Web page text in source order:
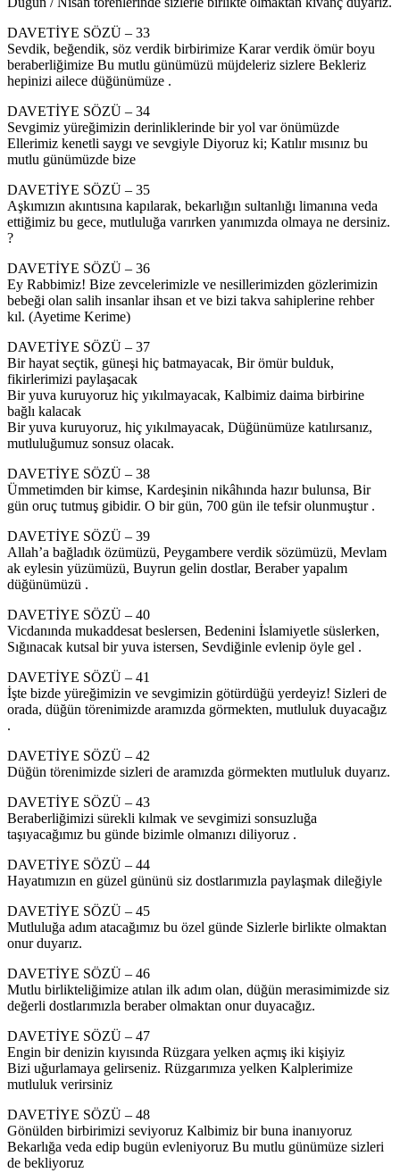
DAVETİYE SÖZÜ – 33
Sevdik, beğendik, söz verdik birbirimize Karar verdik ömür boyu
beraberliğimize Bu mutlu günümüzü müjdeleriz sizlere Bekleriz
hepinizi ailece düğünümüze .
DAVETİYE SÖZÜ – 34
Sevgimiz yüreğimizin derinliklerinde bir yol var önümüzde
Ellerimiz kenetli saygı ve sevgiyle Diyoruz ki; Katılır mısınız bu
mutlu günümüzde bize
DAVETİYE SÖZÜ – 35
Aşkımızın akıntısına kapılarak, bekarlığın sultanlığı limanına veda
ettiğimiz bu gece, mutluluğa varırken yanımızda olmaya ne dersiniz.
?
DAVETİYE SÖZÜ – 36
Ey Rabbimiz! Bize zevcelerimizle ve nesillerimizden gözlerimizin
bebeği olan salih insanlar ihsan et ve bizi takva sahiplerine rehber
kıl. (Ayetime Kerime)
DAVETİYE SÖZÜ – 37
Bir hayat seçtik, güneşi hiç batmayacak, Bir ömür bulduk,
fikirlerimizi paylaşacak
Bir yuva kuruyoruz hiç yıkılmayacak, Kalbimiz daima birbirine
bağlı kalacak
Bir yuva kuruyoruz, hiç yıkılmayacak, Düğünümüze katılırsanız,
mutluluğumuz sonsuz olacak.
DAVETİYE SÖZÜ – 38
Ümmetimden bir kimse, Kardeşinin nikâhında hazır bulunsa, Bir
gün oruç tutmuş gibidir. O bir gün, 700 gün ile tefsir olunmuştur .
DAVETİYE SÖZÜ – 39
Allah’a bağladık özümüzü, Peygambere verdik sözümüzü, Mevlam
ak eylesin yüzümüzü, Buyrun gelin dostlar, Beraber yapalım
düğünümüzü .
DAVETİYE SÖZÜ – 40
Vicdanında mukaddesat beslersen, Bedenini İslamiyetle süslerken,
Sığınacak kutsal bir yuva istersen, Sevdiğinle evlenip öyle gel .
DAVETİYE SÖZÜ – 41
İşte bizde yüreğimizin ve sevgimizin götürdüğü yerdeyiz! Sizleri de
orada, düğün törenimizde aramızda görmekten, mutluluk duyacağız
.
DAVETİYE SÖZÜ – 42
Düğün törenimizde sizleri de aramızda görmekten mutluluk duyarız.
DAVETİYE SÖZÜ – 43
Beraberliğimizi sürekli kılmak ve sevgimizi sonsuzluğa
taşıyacağımız bu günde bizimle olmanızı diliyoruz .
DAVETİYE SÖZÜ – 44
Hayatımızın en güzel gününü siz dostlarımızla paylaşmak dileğiyle
DAVETİYE SÖZÜ – 45
Mutluluğa adım atacağımız bu özel günde Sizlerle birlikte olmaktan
onur duyarız.
DAVETİYE SÖZÜ – 46
Mutlu birlikteliğimize atılan ilk adım olan, düğün merasimimizde siz
değerli dostlarımızla beraber olmaktan onur duyacağız.
DAVETİYE SÖZÜ – 47
Engin bir denizin kıyısında Rüzgara yelken açmış iki kişiyiz
Bizi uğurlamaya gelirseniz. Rüzgarımıza yelken Kalplerimize
mutluluk verirsiniz
DAVETİYE SÖZÜ – 48
Gönülden birbirimizi seviyoruz Kalbimiz bir buna inanıyoruz
Bekarlığa veda edip bugün evleniyoruz Bu mutlu günümüze sizleri
de bekliyoruz